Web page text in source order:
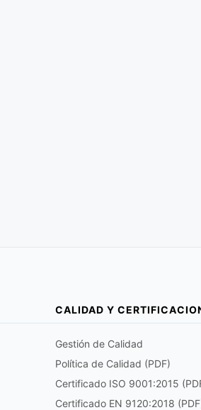
CALIDAD Y
Gestión de Calidad
Política de Calidad (PDF)
Certificado ISO 9001:2015
Certificado EN 9120:2018